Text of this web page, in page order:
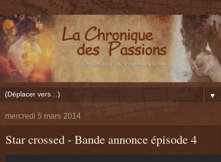
▼
mercredi 5 mars 2014
Star crossed - Bande annonce épisode 4